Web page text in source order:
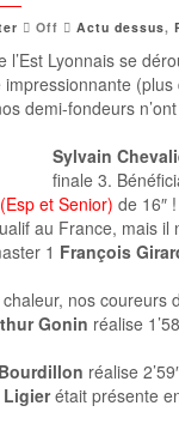
Off Actu dessus,
l’Est Lyonnais se
demi-fondeurs
Sylvain
finale 3.
et Senior) de 16″
au France, mais il
1 François
nos
Gonin réalise
réalise
Ligierétait présente